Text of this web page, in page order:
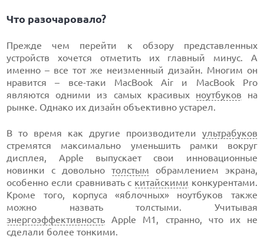
Что разочаровало?
Прежде чем перейти к обзору представленных
устройств хочется отметить их главный минус. А
именно – все тот же неизменный дизайн. Многим он
нравится – все-таки MacBook Air и MacBook Pro
являются одними из самых красивых ноутбуков на
рынке. Однако их дизайн объективно устарел.
В то время как другие производители ультрабуков
стремятся максимально уменьшить рамки вокруг
дисплея, Apple выпускает свои инновационные
новинки с довольно толстым обрамлением экрана,
особенно если сравнивать с китайскими конкурентами.
Кроме того, корпуса «яблочных» ноутбуков также
можно назвать толстыми. Учитывая
энергоэффективность Apple M1, странно, что их не
сделали более тонкими.